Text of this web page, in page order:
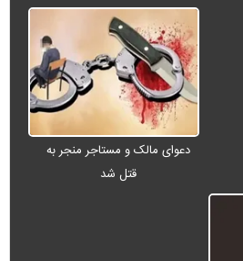
دعوای مالک و مستاجر منجر به
قتل شد